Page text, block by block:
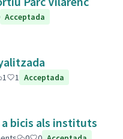
Acceptada
1 1 Acceptada
bicis als instituts